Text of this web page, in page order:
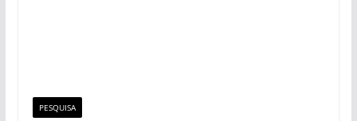
PESQUISA